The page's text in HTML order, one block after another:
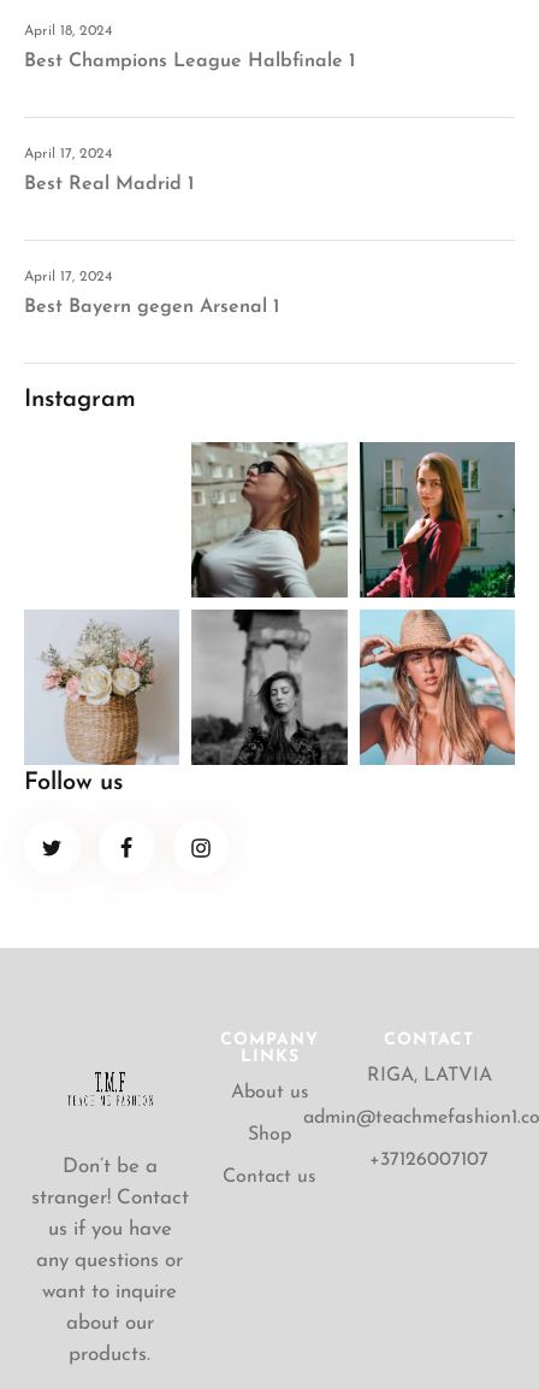
April 18, 2024
Best Champions League Halbfinale 1
April 17, 2024
Best Real Madrid 1
April 17, 2024
Best Bayern gegen Arsenal 1
Instagram
Follow us
Don’t be a
stranger! Contact
us if you have
any questions or
want to inquire
about our
products.
COMPANY
LINKS
About us
Shop
Contact us
CONTACT
RIGA, LATVIA
+37126007107